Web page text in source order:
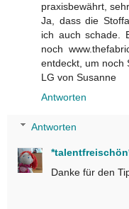
praxisbewährt,
Ja, dass die
ich auch schade.
noch
entdeckt, um noch
LG von Susanne
Antworten
Antworten
Danke für den